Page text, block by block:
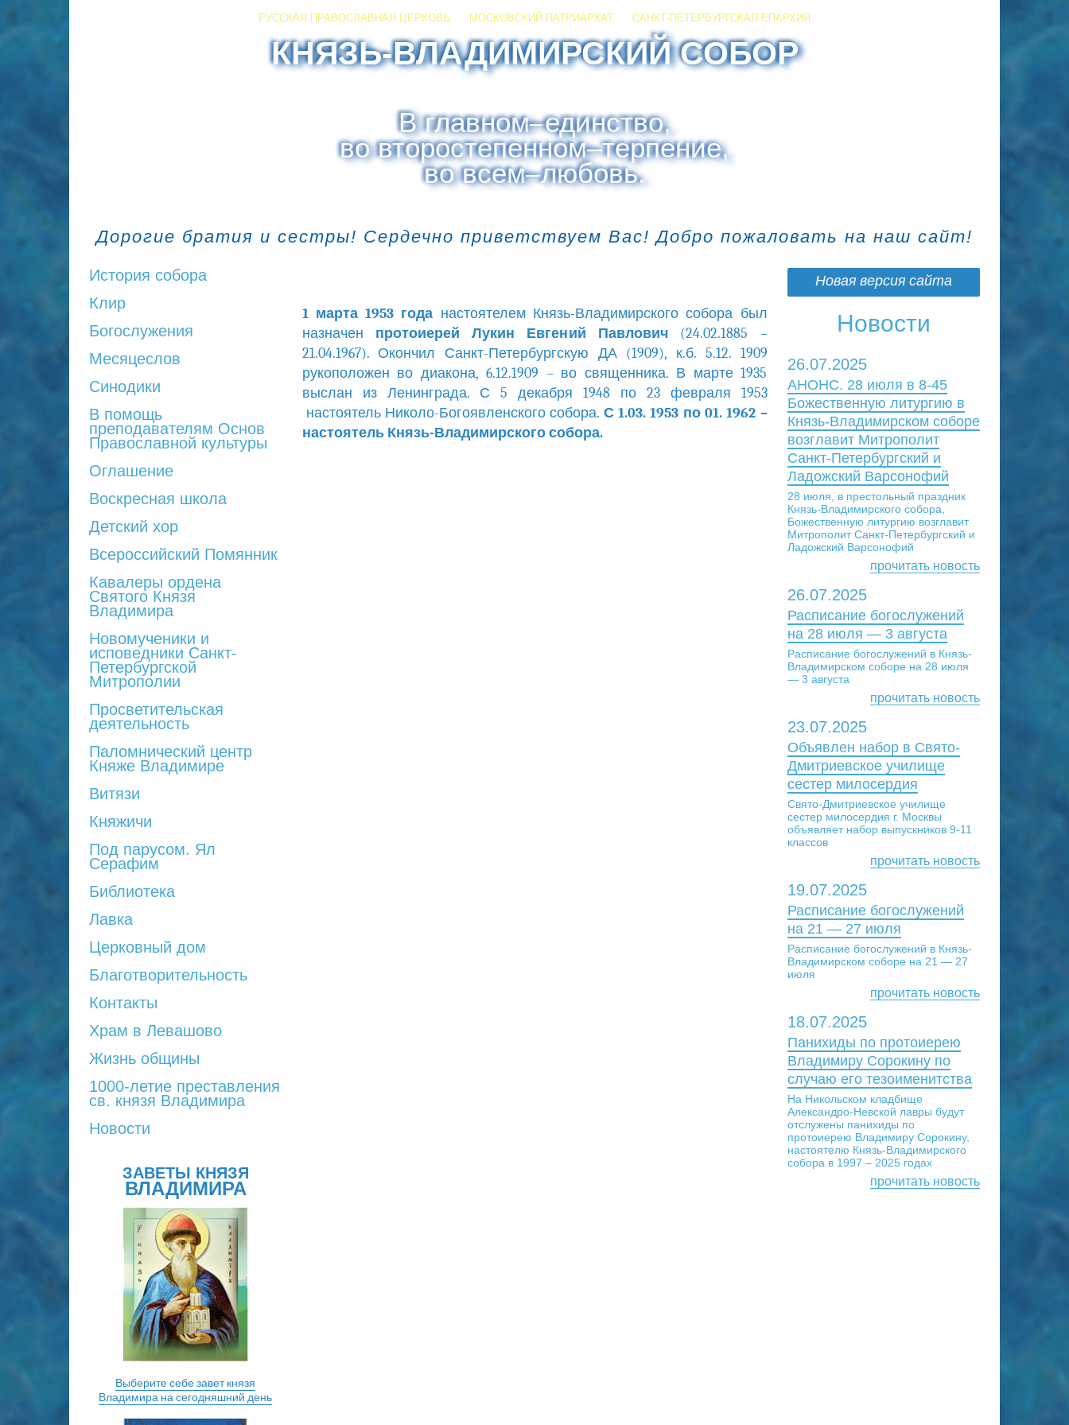
РУССКАЯ ПРАВОСЛАВНАЯ ЦЕРКОВЬ МОСКОВСКИЙ ПАТРИАРХАТ САНКТ-ПЕТЕРБУРГСКАЯ ЕПАРХИЯ
КНЯЗЬ-ВЛАДИМИРСКИЙ СОБОР
В главном–единство,
во второстепенном–терпение,
во всем–любовь.
Дорогие братия и сестры! Сердечно приветствуем Вас! Добро пожаловать на наш сайт!
История собора
Клир
Богослужения
Месяцеслов
Синодики
В помощь
преподавателям Основ
Православной культуры
Оглашение
Воскресная школа
Детский хор
Всероссийский Помянник
Кавалеры ордена
Святого Князя
Владимира
Новомученики и
исповедники Санкт-
Петербургской
Митрополии
Просветительская
деятельность
Паломнический центр
Княже Владимире
Витязи
Княжичи
Под парусом. Ял
Серафим
Библиотека
Лавка
Церковный дом
Благотворительность
Контакты
Храм в Левашово
Жизнь общины
1000-летие преставления
св. князя Владимира
Новости
ЗАВЕТЫ КНЯЗЯ
ВЛАДИМИРА
Выберите себе завет князя
Владимира на сегодняшний день
1 марта 1953 года настоятелем Князь-Владимирского собора был
назначен протоиерей Лукин Евгений Павлович (24.02.1885 –
21.04.1967). Окончил Санкт-Петербургскую ДА (1909), к.б. 5.12. 1909
рукоположен во диакона, 6.12.1909 – во священника. В марте 1935
выслан из Ленинграда. С 5 декабря 1948 по 23 февраля 1953
настоятель Николо-Богоявленского собора. С 1.03. 1953 по 01. 1962 –
настоятель Князь-Владимирского собора.
Новая версия сайта
Новости
26.07.2025
АНОНС. 28 июля в 8-45
Божественную литургию в
Князь-Владимирском соборе
возглавит Митрополит
Санкт-Петербургский и
Ладожский Варсонофий
28 июля, в престольный праздник
Князь-Владимирского собора,
Божественную литургию возглавит
Митрополит Санкт-Петербургский и
Ладожский Варсонофий
прочитать новость
26.07.2025
Расписание богослужений
на 28 июля — 3 августа
Расписание богослужений в Князь-
Владимирском соборе на 28 июля
— 3 августа
прочитать новость
23.07.2025
Объявлен набор в Свято-
Дмитриевское училище
сестер милосердия
Свято-Дмитриевское училище
сестер милосердия г. Москвы
объявляет набор выпускников 9-11
классов
прочитать новость
19.07.2025
Расписание богослужений
на 21 — 27 июля
Расписание богослужений в Князь-
Владимирском соборе на 21 — 27
июля
прочитать новость
18.07.2025
Панихиды по протоиерею
Владимиру Сорокину по
случаю его тезоименитства
На Никольском кладбище
Александро-Невской лавры будут
отслужены панихиды по
протоиерею Владимиру Сорокину,
настоятелю Князь-Владимирского
собора в 1997 – 2025 годах
прочитать новость